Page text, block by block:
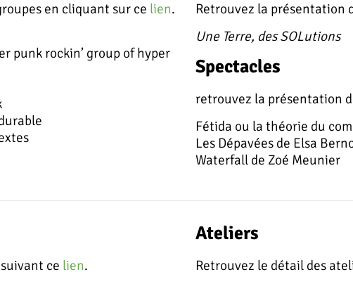
en cliquant sur ce lien.
punk rockin’ group of hyper
Retrouvez la présentation
Une Terre, des SOLutions
Spectacles
retrouvez la présentation
Fétida ou la théorie du
Les Dépavées de Elsa
Waterfall de Zoé Meunier
ce lien.
Ateliers
Retrouvez le détail des